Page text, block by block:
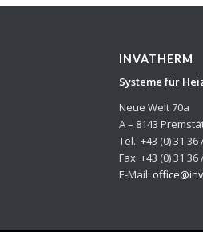
INVATHERM
Systeme für
Neue Welt 70a
A – 8143
Tel.: +43 (0) 31 36
Fax: +43 (0) 31 36
E-Mail: